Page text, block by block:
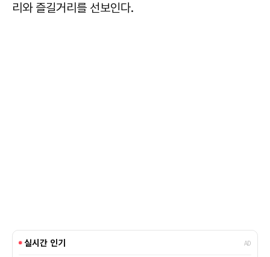
리와 즐길거리를 선보인다.